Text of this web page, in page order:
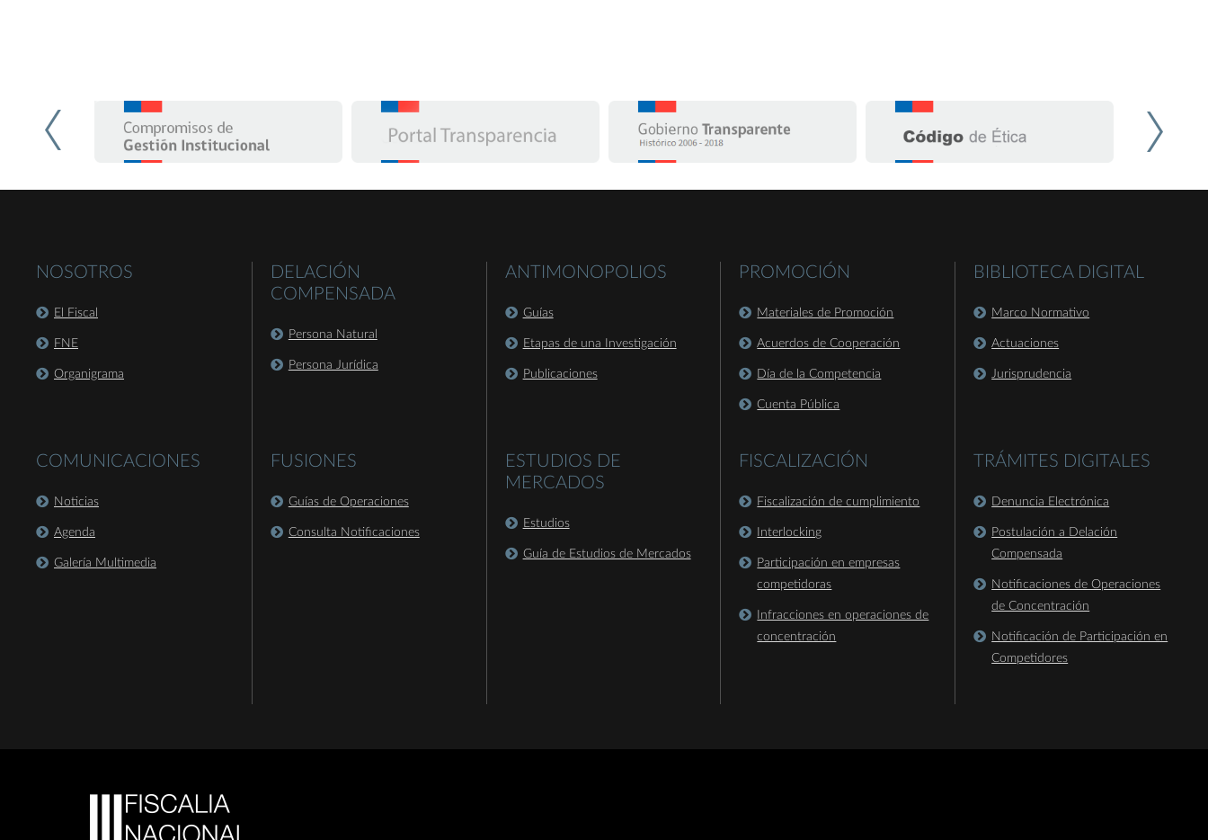
NOSOTROS
El Fiscal
FNE
Organigrama
COMUNICACIONES
Noticias
Agenda
Galería Multimedia
DELACIÓN
COMPENSADA
Persona Natural
Persona Jurídica
FUSIONES
Guías de Operaciones
Consulta Notificaciones
ANTIMONOPOLIOS
Guías
Etapas de una Investigación
Publicaciones
ESTUDIOS DE
MERCADOS
Estudios
Guía de Estudios de Mercados
PROMOCIÓN
Materiales de Promoción
Acuerdos de Cooperación
Día de la Competencia
Cuenta Pública
FISCALIZACIÓN
Fiscalización de cumplimiento
Interlocking
Participación en empresas
competidoras
Infracciones en operaciones de
concentración
BIBLIOTECA DIGITAL
Marco Normativo
Actuaciones
Jurisprudencia
TRÁMITES DIGITALES
Denuncia Electrónica
Postulación a Delación
Compensada
Notificaciones de Operaciones
de Concentración
Notificación de Participación en
Competidores